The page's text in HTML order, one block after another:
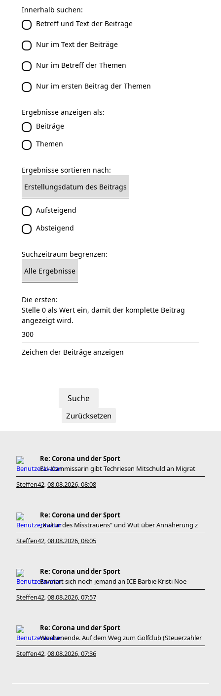
Innerhalb suchen:
Betreff und Text der Beiträge
Nur im Text der Beiträge
Nur im Betreff der Themen
Nur im ersten Beitrag der Themen
Ergebnisse anzeigen als:
Beiträge
Themen
Ergebnisse sortieren nach:
Aufsteigend
Absteigend
Suchzeitraum begrenzen:
Die ersten:
Stelle 0 als Wert ein, damit der komplette Beitrag
angezeigt wird.
Zeichen der Beiträge anzeigen
Re: Corona und der Sport
EU-Kommissarin gibt Techriesen Mitschuld an Migrat
Steffen42, 08.08.2026, 08:08
Re: Corona und der Sport
„Kultur des Misstrauens“ und Wut über Annäherung z
Steffen42, 08.08.2026, 08:05
Re: Corona und der Sport
Erinnert sich noch jemand an ICE Barbie Kristi Noe
Steffen42, 08.08.2026, 07:57
Re: Corona und der Sport
Wochenende. Auf dem Weg zum Golfclub (Steuerzahler
Steffen42, 08.08.2026, 07:36